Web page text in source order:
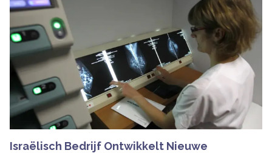
Israëlisch Bedrijf Ontwikkelt Nieuwe